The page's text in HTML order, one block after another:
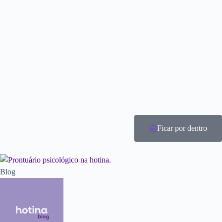
Ficar por dentro
Blog